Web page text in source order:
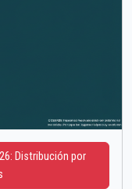
Distribución por